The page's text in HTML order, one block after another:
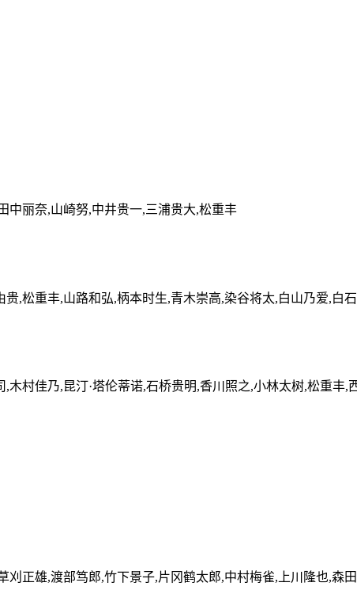
中丽奈,山崎努,中井贵一,三浦贵大,松重丰
,松重丰,山路和弘,柄本时生,青木崇高,染谷将太,白山乃爱,白
村佳乃,昆汀·塔伦蒂诺,石桥贵明,香川照之,小林太树,松重丰
正雄,渡部笃郎,竹下景子,片冈鹤太郎,中村梅雀,上川隆也,森